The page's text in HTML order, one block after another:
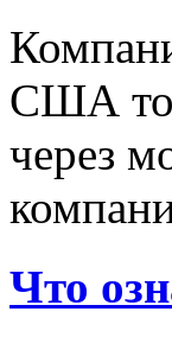
США то
через
Что